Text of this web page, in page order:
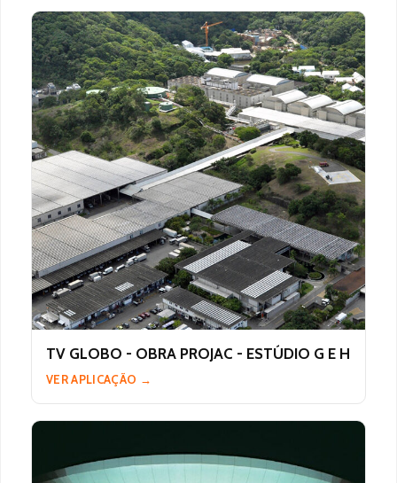
TV GLOBO - OBRA PROJAC - ESTÚDIO G E H
VER APLICAÇÃO →